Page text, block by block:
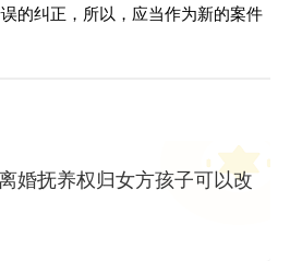
的纠正，所以，应当作为新的案件
婚抚养权归女方孩子可以改